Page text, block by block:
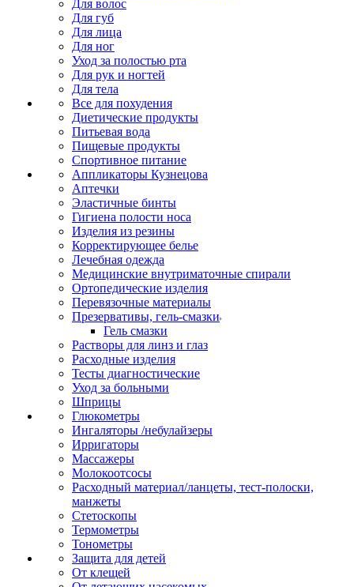
Для волос
Для губ
Для лица
Для ног
Уход за полостью рта
Для рук и ногтей
Для тела
Все для похудения
Диетические продукты
Питьевая вода
Пищевые продукты
Спортивное питание
Аппликаторы Кузнецова
Аптечки
Эластичные бинты
Гигиена полости носа
Изделия из резины
Корректирующее белье
Лечебная одежда
Медицинские внутриматочные спирали
Ортопедические изделия
Перевязочные материалы
Презервативы, гель-смазки
Гель смазки
Растворы для линз и глаз
Расходные изделия
Тесты диагностические
Уход за больными
Шприцы
Глюкометры
Ингаляторы /небулайзеры
Ирригаторы
Массажеры
Молокоотсосы
Расходный материал/ланцеты, тест-полоски,
манжеты
Стетоскопы
Термометры
Тонометры
Защита для детей
От клещей